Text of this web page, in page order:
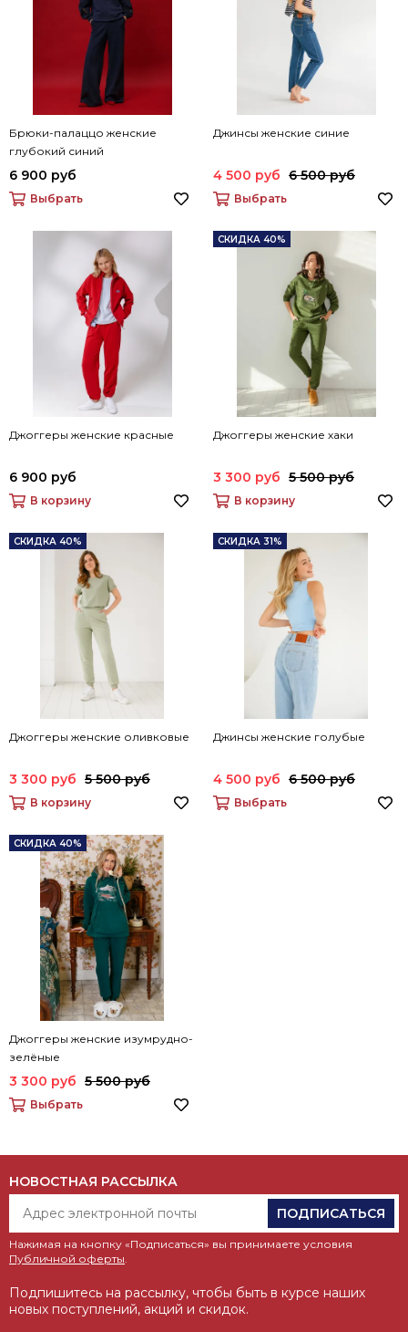
Брюки-палаццо женские
глубокий синий
6 900 руб
Выбрать
Джинсы женские синие
4 500 руб 6 500 руб
Выбрать
Джоггеры женские красные
6 900 руб
В корзину
СКИДКА 40%
Джоггеры женские хаки
3 300 руб 5 500 руб
В корзину
СКИДКА 40%
Джоггеры женские оливковые
3 300 руб 5 500 руб
В корзину
СКИДКА 31%
Джинсы женские голубые
4 500 руб 6 500 руб
Выбрать
СКИДКА 40%
Джоггеры женские изумрудно-
зелёные
3 300 руб 5 500 руб
Выбрать
НОВОСТНАЯ РАССЫЛКА
ПОДПИСАТЬСЯ
Нажимая на кнопку «Подписаться» вы принимаете условия
Публичной оферты.
Подпишитесь на рассылку, чтобы быть в курсе наших
новых поступлений, акций и скидок.